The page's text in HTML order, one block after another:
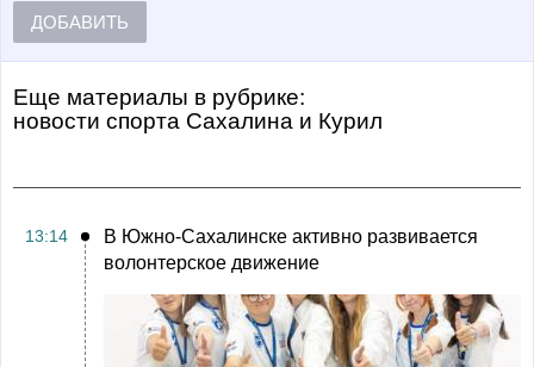
ДОБАВИТЬ
Еще материалы в рубрике:
Новости спорта Сахалина и Курил
13:14
В Южно-Сахалинске активно развивается
волонтерское движение